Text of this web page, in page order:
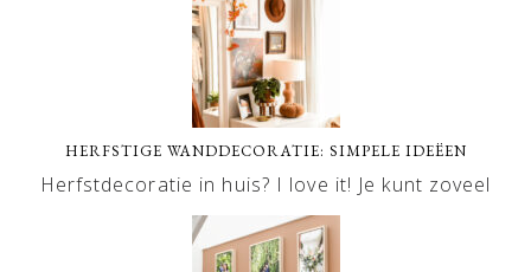
HERFSTIGE WANDDECORATIE: SIMPELE IDEËEN
Herfstdecoratie in huis? I love it! Je kunt zoveel